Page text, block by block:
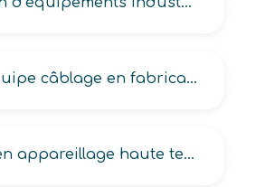
Chef d’équipe câblage en fabrication de matériels électriques-électromécaniques
Câbleur en appareillage haute tension